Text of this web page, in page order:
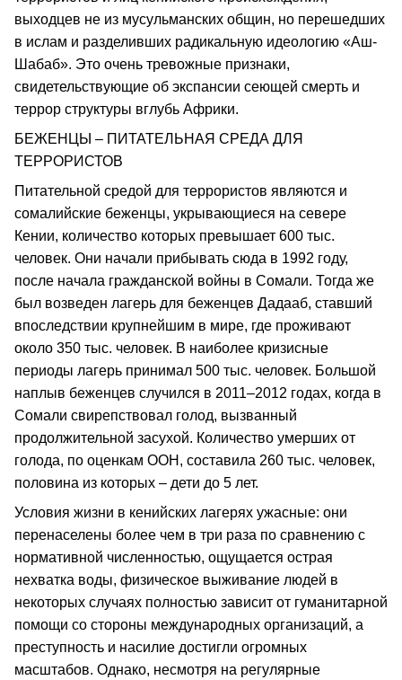
выходцев не из мусульманских общин, но перешедших
в ислам и разделивших радикальную идеологию «Аш-
Шабаб». Это очень тревожные признаки,
свидетельствующие об экспансии сеющей смерть и
террор структуры вглубь Африки.
БЕЖЕНЦЫ – ПИТАТЕЛЬНАЯ СРЕДА ДЛЯ
ТЕРРОРИСТОВ
Питательной средой для террористов являются и
сомалийские беженцы, укрывающиеся на севере
Кении, количество которых превышает 600 тыс.
человек. Они начали прибывать сюда в 1992 году,
после начала гражданской войны в Сомали. Тогда же
был возведен лагерь для беженцев Дадааб, ставший
впоследствии крупнейшим в мире, где проживают
около 350 тыс. человек. В наиболее кризисные
периоды лагерь принимал 500 тыс. человек. Большой
наплыв беженцев случился в 2011–2012 годах, когда в
Сомали свирепствовал голод, вызванный
продолжительной засухой. Количество умерших от
голода, по оценкам ООН, составила 260 тыс. человек,
половина из которых – дети до 5 лет.
Условия жизни в кенийских лагерях ужасные: они
перенаселены более чем в три раза по сравнению с
нормативной численностью, ощущается острая
нехватка воды, физическое выживание людей в
некоторых случаях полностью зависит от гуманитарной
помощи со стороны международных организаций, а
преступность и насилие достигли огромных
масштабов. Однако, несмотря на регулярные